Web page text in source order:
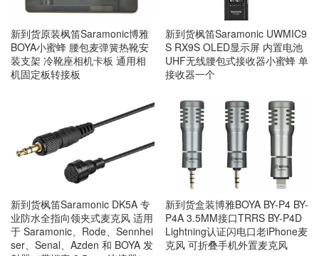
新到货原装枫笛Saramonic博雅
BOYA小蜜蜂 腰包麦弹簧热靴安
装支架 冷靴座相机卡板 通用相
机固定板转接板
新到货枫笛Saramonic UWMIC9
S RX9S OLED显示屏 内置电池
UHF无线腰包式接收器小蜜蜂 单
接收器一个
新到货枫笛Saramonic DK5A 专
业防水全指向领夹式麦克风 适用
于 Saramonic、Rode、Sennhei
ser、Senal、Azden 和 BOYA 发
新到货盒装博雅BOYA BY-P4 BY-
P4A 3.5MM接口TRRS BY-P4D
Lightning认证闪电口老iPhone麦
克风 可折叠手机外置麦克风